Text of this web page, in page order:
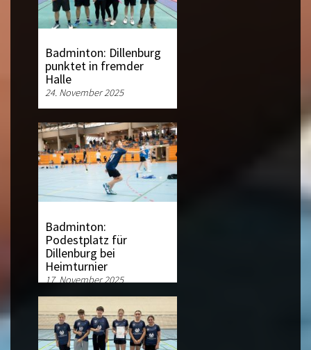
Badminton: Dillenburg
punktet in fremder
Halle
24. November 2025
Badminton:
Podestplatz für
Dillenburg bei
Heimturnier
17. November 2025